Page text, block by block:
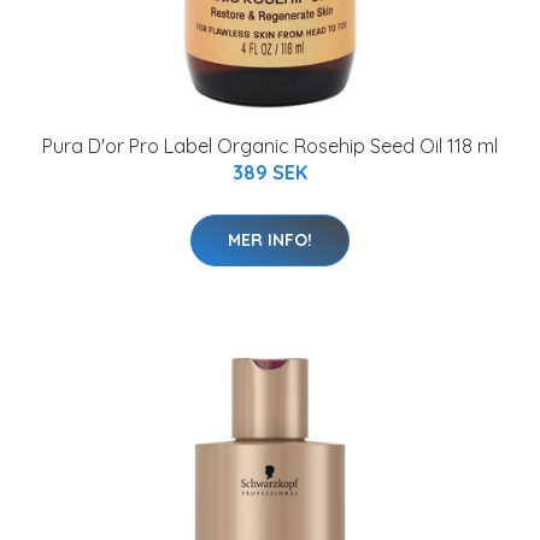
Pura D'or Pro Label Organic Rosehip Seed Oil 118 ml
389 SEK
MER INFO!